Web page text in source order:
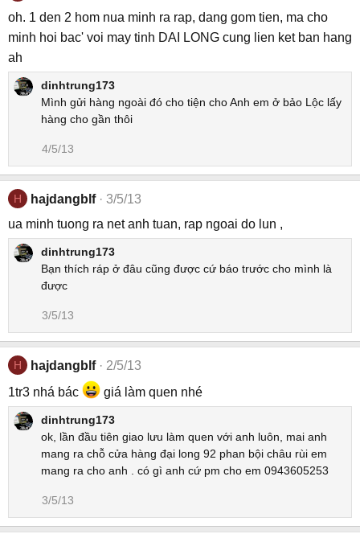
oh. 1 den 2 hom nua minh ra rap, dang gom tien, ma cho
minh hoi bac' voi may tinh DAI LONG cung lien ket ban hang
ah
dinhtrung173
Mình gửi hàng ngoài đó cho tiện cho Anh em ở bảo Lộc lấy
hàng cho gần thôi
4/5/13
H hajdangblf
3/5/13
ua minh tuong ra net anh tuan, rap ngoai do lun ,
dinhtrung173
Bạn thích ráp ở đâu cũng được cứ báo trước cho mình là
được
3/5/13
H hajdangblf
2/5/13
1tr3 nhá bác
giá làm quen nhé
dinhtrung173
ok, lần đầu tiên giao lưu làm quen với anh luôn, mai anh
mang ra chỗ cửa hàng đại long 92 phan bội châu rùi em
mang ra cho anh . có gì anh cứ pm cho em 0943605253
3/5/13